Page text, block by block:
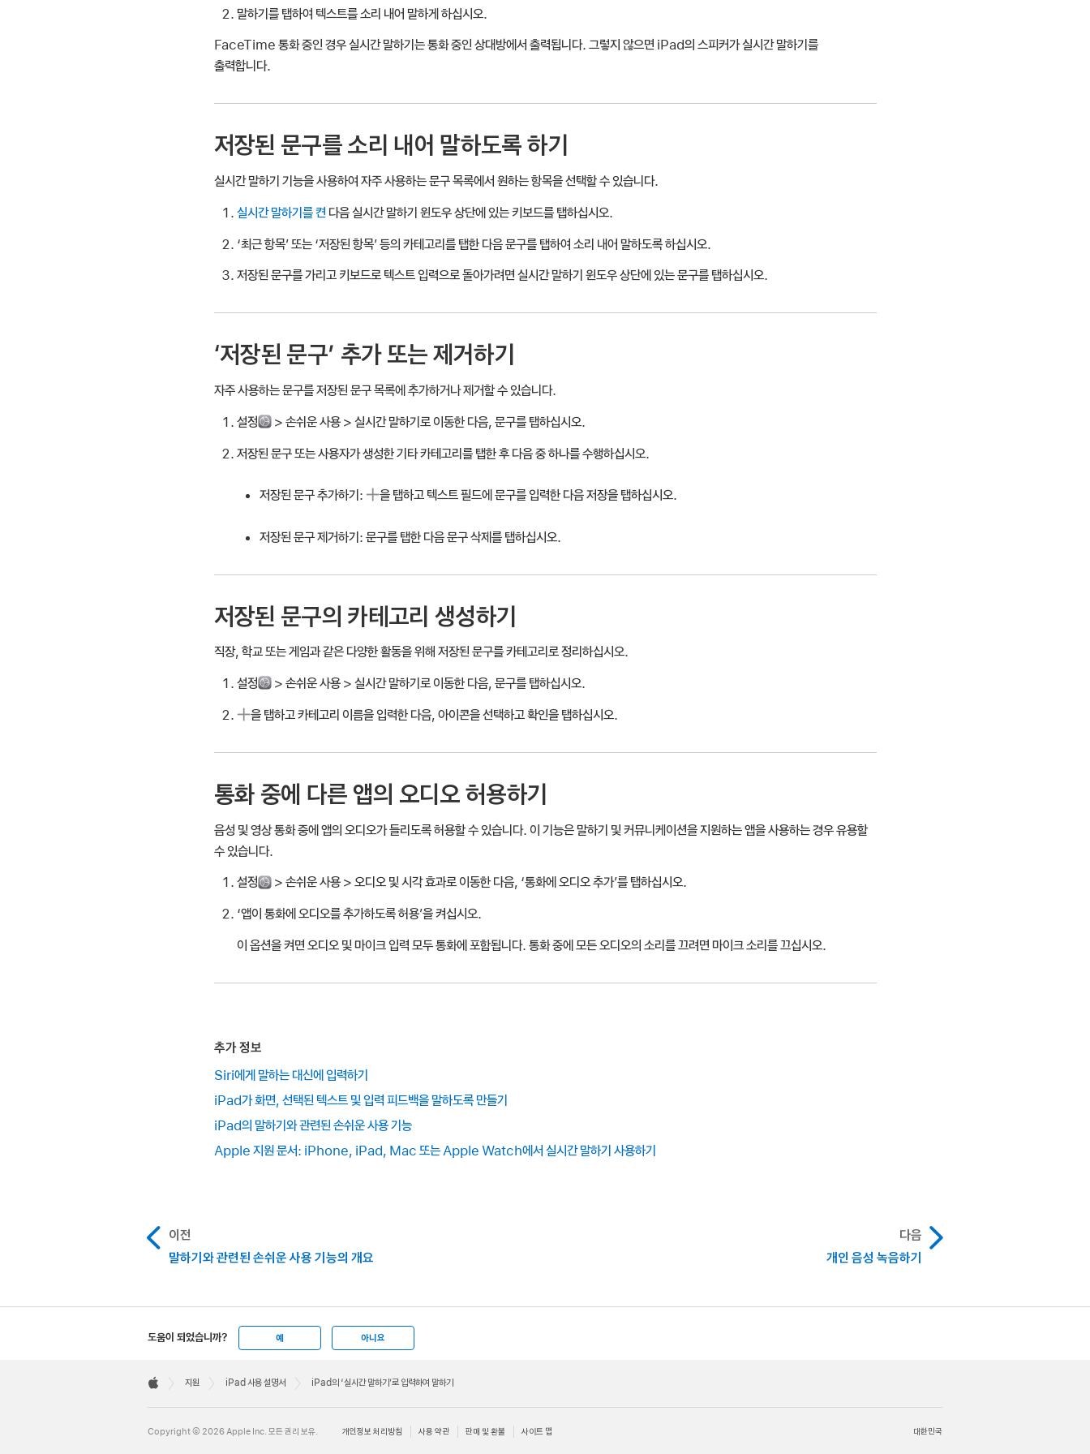
말하기를 탭하여 텍스트를 소리 내어 말하게 하십시오.
FaceTime 통화 중인 경우 실시간 말하기는 통화 중인 상대방에서 출력됩니다. 그렇지 않으면 iPad의 스피커가 실시간 말하기를
출력합니다.
저장된 문구를 소리 내어 말하도록 하기
실시간 말하기 기능을 사용하여 자주 사용하는 문구 목록에서 원하는 항목을 선택할 수 있습니다.
실시간 말하기를 켠 다음 실시간 말하기 윈도우 상단에 있는 키보드를 탭하십시오.
‘최근 항목’ 또는 ‘저장된 항목’ 등의 카테고리를 탭한 다음 문구를 탭하여 소리 내어 말하도록 하십시오.
저장된 문구를 가리고 키보드로 텍스트 입력으로 돌아가려면 실시간 말하기 윈도우 상단에 있는 문구를 탭하십시오.
‘저장된 문구’ 추가 또는 제거하기
자주 사용하는 문구를 저장된 문구 목록에 추가하거나 제거할 수 있습니다.
설정
> 손쉬운 사용 > 실시간 말하기로 이동한 다음, 문구를 탭하십시오.
저장된 문구 또는 사용자가 생성한 기타 카테고리를 탭한 후 다음 중 하나를 수행하십시오.
저장된 문구 추가하기: 을 탭하고 텍스트 필드에 문구를 입력한 다음 저장을 탭하십시오.
저장된 문구 제거하기: 문구를 탭한 다음 문구 삭제를 탭하십시오.
저장된 문구의 카테고리 생성하기
직장, 학교 또는 게임과 같은 다양한 활동을 위해 저장된 문구를 카테고리로 정리하십시오.
설정
> 손쉬운 사용 > 실시간 말하기로 이동한 다음, 문구를 탭하십시오.
을 탭하고 카테고리 이름을 입력한 다음, 아이콘을 선택하고 확인을 탭하십시오.
통화 중에 다른 앱의 오디오 허용하기
음성 및 영상 통화 중에 앱의 오디오가 들리도록 허용할 수 있습니다. 이 기능은 말하기 및 커뮤니케이션을 지원하는 앱을 사용하는 경우 유용할
수 있습니다.
설정
> 손쉬운 사용 > 오디오 및 시각 효과로 이동한 다음, ‘통화에 오디오 추가’를 탭하십시오.
‘앱이 통화에 오디오를 추가하도록 허용’을 켜십시오.
이 옵션을 켜면 오디오 및 마이크 입력 모두 통화에 포함됩니다. 통화 중에 모든 오디오의 소리를 끄려면 마이크 소리를 끄십시오.
추가 정보
Siri에게 말하는 대신에 입력하기
iPad가 화면, 선택된 텍스트 및 입력 피드백을 말하도록 만들기
iPad의 말하기와 관련된 손쉬운 사용 기능
Apple 지원 문서: iPhone, iPad, Mac 또는 Apple Watch에서 실시간 말하기 사용하기
이전
말하기와 관련된 손쉬운 사용 기능의 개요
다음
개인 음성 녹음하기
도움이 되었습니까? 예 아니요
Footer

지원 iPad 사용 설명서 iPad의 ‘실시간 말하기’로 입력하여 말하기
대한민국
Copyright © 2026 Apple Inc. 모든 권리 보유. 개인정보 처리방침 사용 약관 판매 및 환불 사이트 맵